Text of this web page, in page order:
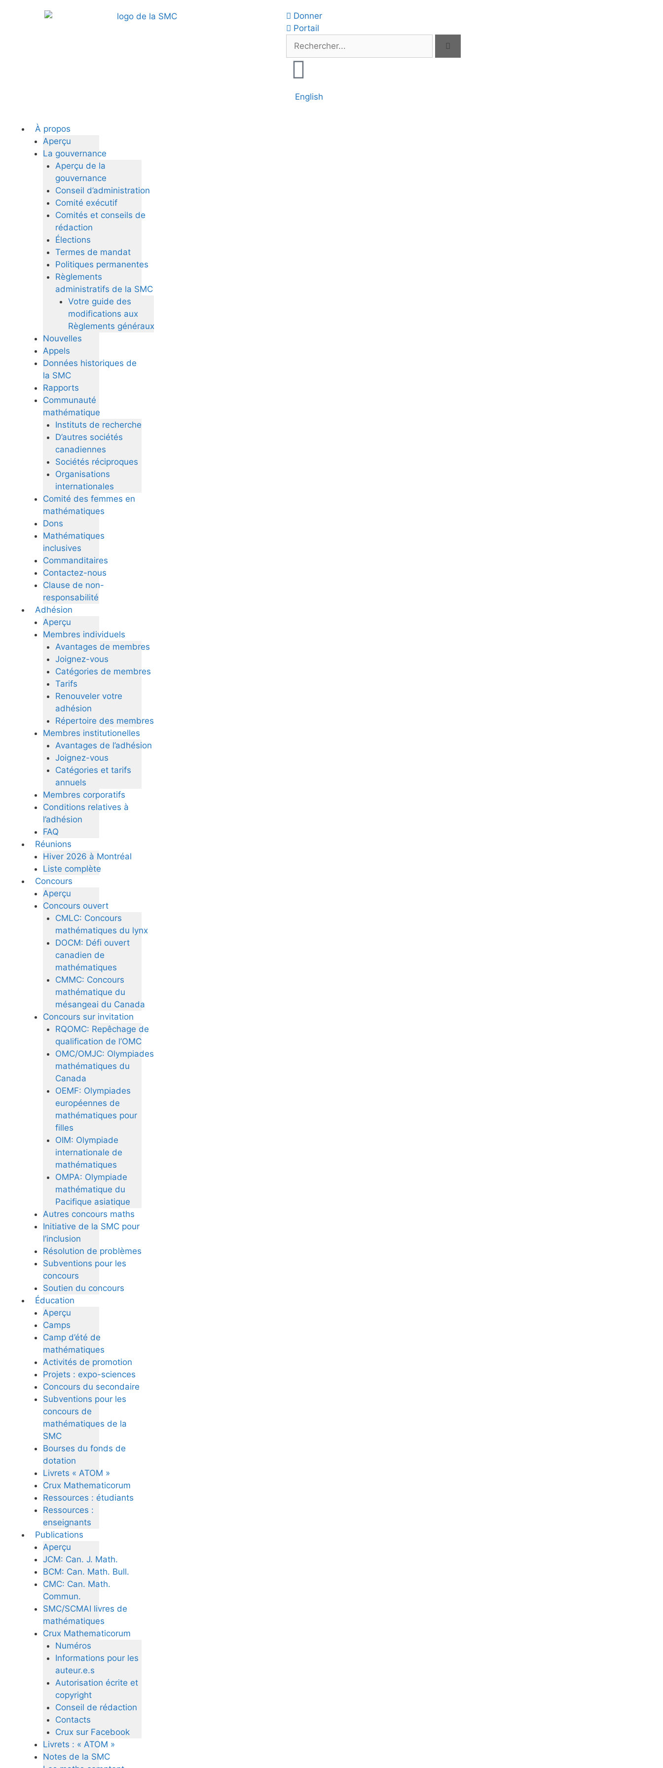
Donner
Portail
English
À propos
Aperçu
La gouvernance
Aperçu de la
gouvernance
Conseil d’administration
Comité exécutif
Comités et conseils de
rédaction
Élections
Termes de mandat
Politiques permanentes
Règlements
administratifs de la SMC
Votre guide des
modifications aux
Règlements généraux
Nouvelles
Appels
Données historiques de
la SMC
Rapports
Communauté
mathématique
Instituts de recherche
D’autres sociétés
canadiennes
Sociétés réciproques
Organisations
internationales
Comité des femmes en
mathématiques
Dons
Mathématiques
inclusives
Commanditaires
Contactez-nous
Clause de non-
responsabilité
Adhésion
Aperçu
Membres individuels
Avantages de membres
Joignez-vous
Catégories de membres
Tarifs
Renouveler votre
adhésion
Répertoire des membres
Membres institutionelles
Avantages de l’adhésion
Joignez-vous
Catégories et tarifs
annuels
Membres corporatifs
Conditions relatives à
l’adhésion
FAQ
Réunions
Hiver 2026 à Montréal
Liste complète
Concours
Aperçu
Concours ouvert
CMLC: Concours
mathématiques du lynx
DOCM: Défi ouvert
canadien de
mathématiques
CMMC: Concours
mathématique du
mésangeai du Canada
Concours sur invitation
RQOMC: Repêchage de
qualification de l’OMC
OMC/OMJC: Olympiades
mathématiques du
Canada
OEMF: Olympiades
européennes de
mathématiques pour
filles
OIM: Olympiade
internationale de
mathématiques
OMPA: Olympiade
mathématique du
Pacifique asiatique
Autres concours maths
Initiative de la SMC pour
l’inclusion
Résolution de problèmes
Subventions pour les
concours
Soutien du concours
Éducation
Aperçu
Camps
Camp d’été de
mathématiques
Activités de promotion
Projets : expo-sciences
Concours du secondaire
Subventions pour les
concours de
mathématiques de la
SMC
Bourses du fonds de
dotation
Livrets « ATOM »
Crux Mathematicorum
Ressources : étudiants
Ressources :
enseignants
Publications
Aperçu
JCM: Can. J. Math.
BCM: Can. Math. Bull.
CMC: Can. Math.
Commun.
SMC/SCMAI livres de
mathématiques
Crux Mathematicorum
Numéros
Informations pour les
auteur.e.s
Autorisation écrite et
copyright
Conseil de rédaction
Contacts
Crux sur Facebook
Livrets : « ATOM »
Notes de la SMC